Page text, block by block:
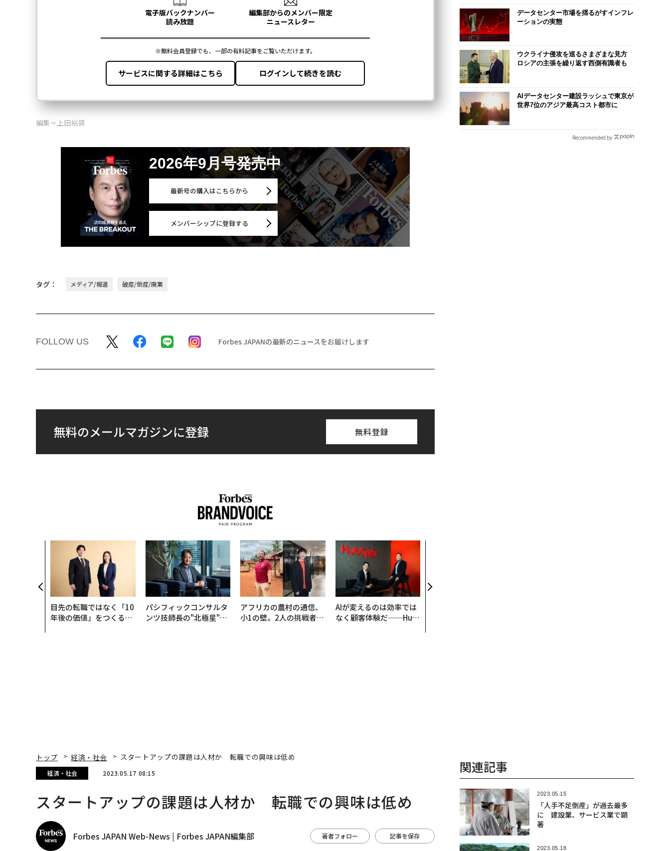
編集＝上田裕資
2026年9月号発売中
最新号の購入はこちらから
メンバーシップに登録する
タグ： メディア/報道 破産/倒産/廃業
FOLLOW US Forbes JAPANの最新のニュースをお届けします
無料のメールマガジンに登録 無料登録
目先の転職ではなく「10
年後の価値」をつくる─
パシフィックコンサルタ
ンツ技師長の"北極星"。
アフリカの農村の通信、
小1の壁。2人の挑戦者が
AIが変えるのは効率では
なく顧客体験だ──Hub
データセンター市場を揺るがすインフレ
ーションの実態
ウクライナ侵攻を巡るさまざまな見方
ロシアの主張を繰り返す西側有識者も
AIデータセンター建設ラッシュで東京が
世界7位のアジア最高コスト都市に
Recommended by
トップ 経済・社会 スタートアップの課題は人材か 転職での興味は低め
経済・社会 2023.05.17 08:15
スタートアップの課題は人材か 転職での興味は低め
Forbes JAPAN Web-News | Forbes JAPAN編集部 著者フォロー 記事を保存
関連記事
2023.05.15
「人手不足倒産」が過去最多
に 建設業、サービス業で顕
著
2023.05.18